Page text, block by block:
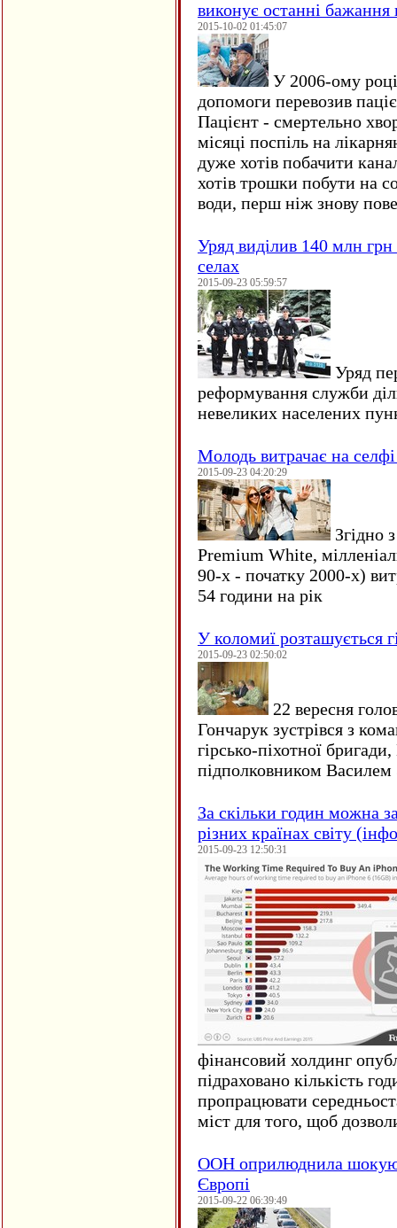
виконує останні
2015-10-02 01:45:07
У 2006-ому
допомоги перевозив
Пацієнт - смертельно
місяці поспіль на
дуже хотів побачити
хотів трошки побути на
води, перш ніж знову
Уряд виділив 140 млн
селах
2015-09-23 05:59:57
Уряд
реформування служби
невеликих населених
Молодь витрачає на
2015-09-23 04:20:29
Згідно
Premium White,
90-х - початку 2000-х)
54 години на рік
У коломиї розташується
2015-09-23 02:50:02
22 вересня
Гончарук зустрівся з
гірсько-піхотної
підполковником
За скільки годин можна
різних країнах світу
2015-09-23 12:50:31
фінансовий холдинг
підраховано кількість
пропрацювати
міст для того, щоб
ООН оприлюднила
Європі
2015-09-22 06:39:49